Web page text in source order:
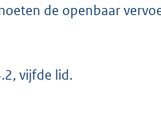
de openbaar
vijfde lid.